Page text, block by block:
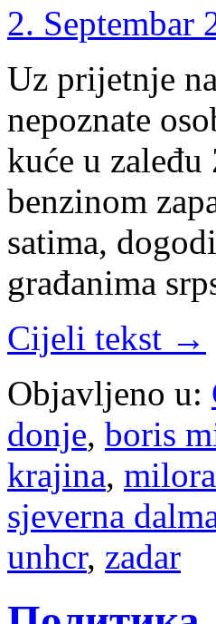
2. Septembar
Uz prijetnje
nepoznate
kuće u zaleđu
benzinom
satima,
građanima
Cijeli tekst →
Objavljeno u:
donje, boris
krajina,
sjeverna
unhcr, zadar